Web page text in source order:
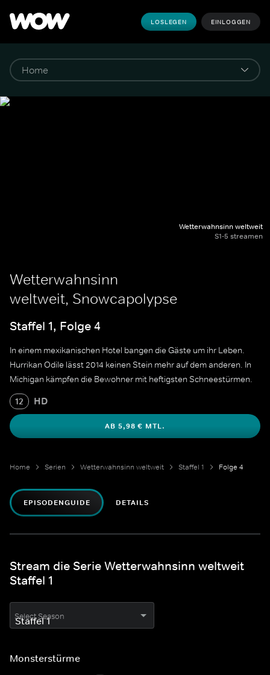
LOSLEGEN EINLOGGEN
Wetterwahnsinn weltweit
S1-5 streamen
Wetterwahnsinn
weltweit, Snowcapolypse
Staffel 1, Folge 4
In einem mexikanischen Hotel bangen die Gäste um ihr Leben.
Hurrikan Odile lässt 2014 keinen Stein mehr auf dem anderen. In
Michigan kämpfen die Bewohner mit heftigsten Schneestürmen.
12 HD
AB 5,98 € MTL.
Home Serien Wetterwahnsinn weltweit Staffel 1 Folge 4
EPISODENGUIDE DETAILS
Stream die Serie Wetterwahnsinn weltweit
Staffel 1
Select Season
Monsterstürme